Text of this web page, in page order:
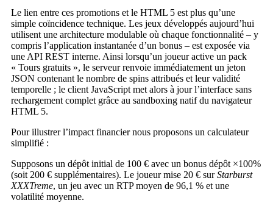
Le lien entre ces promotions et le HTML 5 est plus qu’une
simple coïncidence technique. Les jeux développés aujourd’hui
utilisent une architecture modulable où chaque fonctionnalité – y
compris l’application instantanée d’un bonus – est exposée via
une API REST interne. Ainsi lorsqu’un joueur active un pack
« Tours gratuits », le serveur renvoie immédiatement un jeton
JSON contenant le nombre de spins attribués et leur validité
temporelle ; le client JavaScript met alors à jour l’interface sans
rechargement complet grâce au sandboxing natif du navigateur
HTML 5.
Pour illustrer l’impact financier nous proposons un calculateur
simplifié :
Supposons un dépôt initial de 100 € avec un bonus dépôt ×100%
(soit 200 € supplémentaires). Le joueur mise 20 € surStarburst
XXXTreme, un jeu avec un RTP moyen de 96,1 % et une
volatilité moyenne.